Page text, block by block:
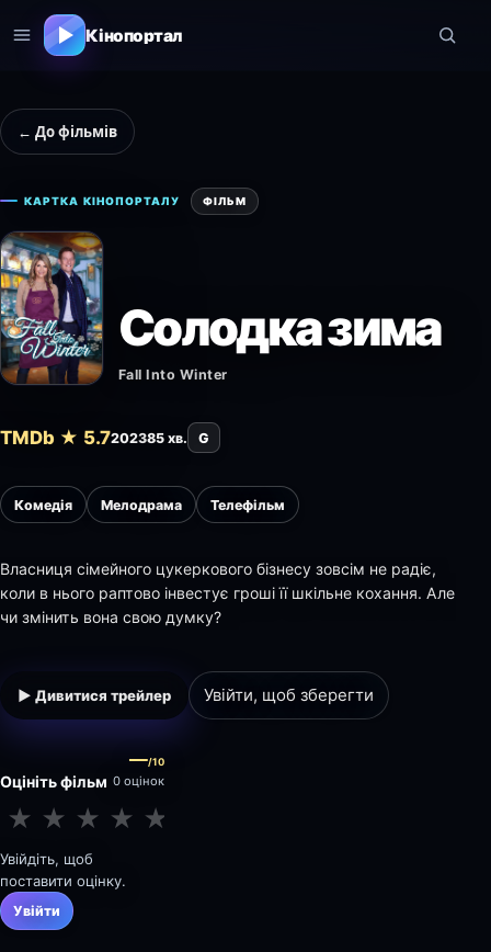
Кінопортал
← До фільмів
КАРТКА КІНОПОРТАЛУ ФІЛЬМ
Солодка зима
Fall Into Winter
TMDb ★ 5.7202385 хв. G
Комедія Мелодрама Телефільм
Власниця сімейного цукеркового бізнесу зовсім не радіє,
коли в нього раптово інвестує гроші її шкільне кохання. Але
чи змінить вона свою думку?
▶ Дивитися трейлер Увійти, щоб зберегти
Оцініть фільм
—/10
0 оцінок
★ ★ ★ ★ ★
Увійдіть, щоб
поставити оцінку.
Увійти